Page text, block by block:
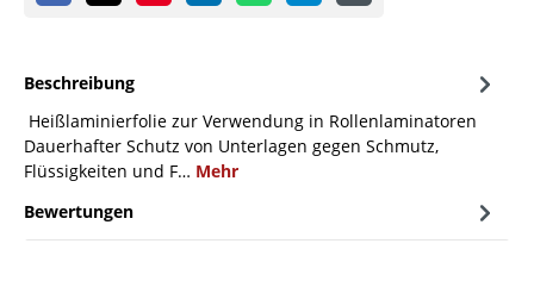
Beschreibung
Heißlaminierfolie zur Verwendung in Rollenlaminatoren
Dauerhafter Schutz von Unterlagen gegen Schmutz,
Flüssigkeiten und F… Mehr
Bewertungen